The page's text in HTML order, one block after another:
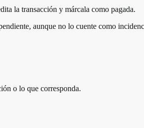
la transacción y márcala como pagada.
aunque no lo cuente como
o lo que corresponda.